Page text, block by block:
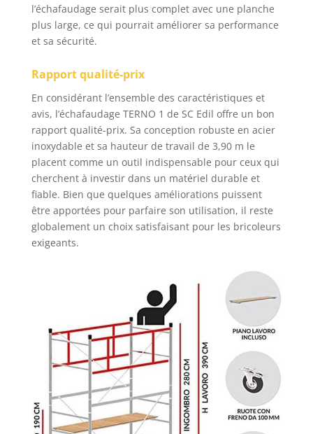
l’échafaudage serait plus complet avec une planche
plus large, ce qui pourrait améliorer sa performance
et sa sécurité.
Rapport qualité-prix
En considérant l’ensemble des caractéristiques et
avis, l’échafaudage TERNO 1 de SC Edil offre un bon
rapport qualité-prix. Sa conception robuste en acier
inoxydable et sa hauteur de travail de 3,90 m le
placent comme un outil indispensable pour ceux qui
cherchent à investir dans un matériel durable et
fiable. Bien que quelques améliorations puissent
être apportées pour parfaire son utilisation, il reste
globalement un choix satisfaisant pour les bricoleurs
exigeants.